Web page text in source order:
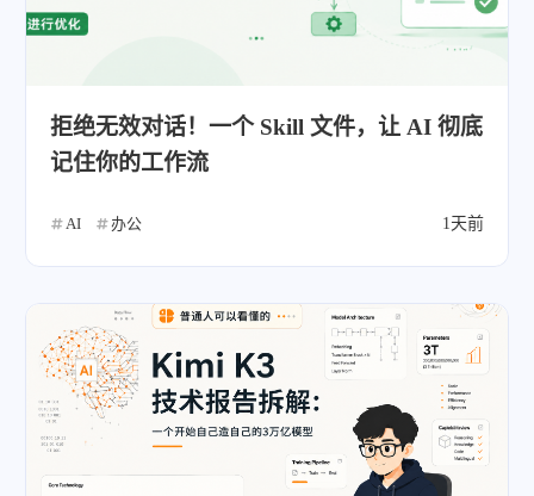
拒绝无效对话！一个 Skill 文件，让 AI 彻底
记住你的工作流
AI 办公 1天前